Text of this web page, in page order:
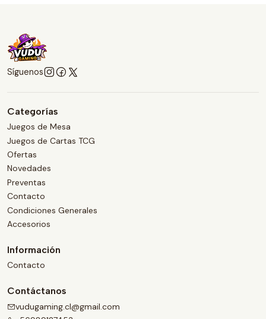
Síguenos
Categorías
Juegos de Mesa
Juegos de Cartas TCG
Ofertas
Novedades
Preventas
Contacto
Condiciones Generales
Accesorios
Información
Contacto
Contáctanos
vudugaming.cl@gmail.com